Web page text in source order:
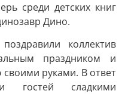
среди детских книг
Дино.
коллектив
праздником и
своими руками. В ответ
гостей сладкими